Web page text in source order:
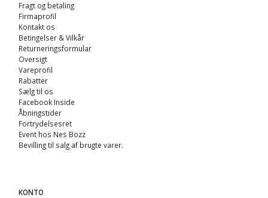
Fragt og betaling
Firmaprofil
Kontakt os
Betingelser & Vilkår
Returneringsformular
Oversigt
Vareprofil
Rabatter
Sælg til os
Facebook Inside
Åbningstider
Fortrydelsesret
Event hos Nes Bozz
Bevilling til salg af brugte varer.
KONTO